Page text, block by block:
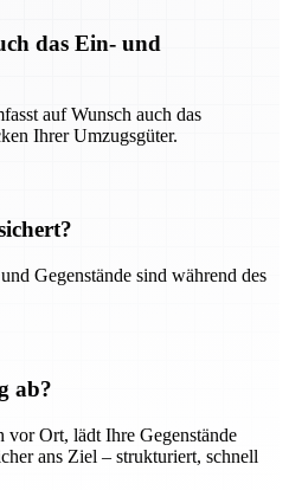
das Ein- und
auf Wunsch auch das
Ihrer Umzugsgüter.
Gegenstände sind während des
ab?
vor Ort, lädt Ihre Gegenstände
ans Ziel – strukturiert, schnell